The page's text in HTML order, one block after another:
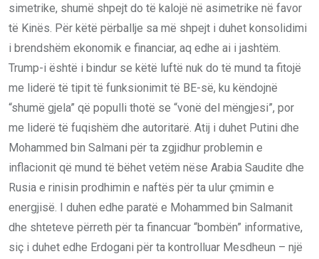
simetrike, shumë shpejt do të kalojë në asimetrike në favor
të Kinës. Për këtë përballje sa më shpejt i duhet konsolidimi
i brendshëm ekonomik e financiar, aq edhe ai i jashtëm.
Trump-i është i bindur se këtë luftë nuk do të mund ta fitojë
me liderë të tipit të funksionimit të BE-së, ku këndojnë
“shumë gjela” që populli thotë se “vonë del mëngjesi”, por
me liderë të fuqishëm dhe autoritarë. Atij i duhet Putini dhe
Mohammed bin Salmani për ta zgjidhur problemin e
inflacionit që mund të bëhet vetëm nëse Arabia Saudite dhe
Rusia e rinisin prodhimin e naftës për ta ulur çmimin e
energjisë. I duhen edhe paratë e Mohammed bin Salmanit
dhe shteteve përreth për ta financuar “bombën” informative,
siç i duhet edhe Erdogani për ta kontrolluar Mesdheun – një